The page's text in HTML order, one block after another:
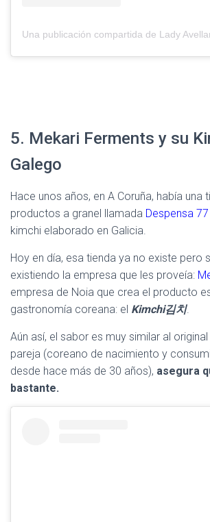
5. Mekari Ferments y su
Galego
Hace unos años, en A Coruña, había una
productos a granel llamada Despensa 77
kimchi elaborado en Galicia.
Hoy en día, esa tienda ya no existe pero
existiendo la empresa que les proveía:
empresa de Noia que crea el producto
gastronomía coreana: el Kimchi김치.
Aún así, el sabor es muy similar al
pareja (coreano de nacimiento y
desde hace más de 30 años), asegura
bastante.